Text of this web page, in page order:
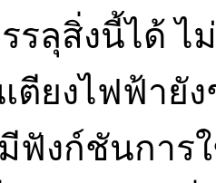
รลุสิ่งนี้ได้ ไ
ตียงไฟฟ้า
ฟังก์ชันการ